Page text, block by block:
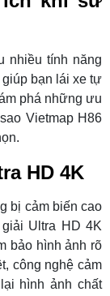
nhiều tính năng
bạn lái xe tự
phá những ưu
Vietmap H86
HD 4K
bị cảm biến cao
Ultra HD 4K
bảo hình ảnh rõ
công nghệ cảm
hình ảnh chất